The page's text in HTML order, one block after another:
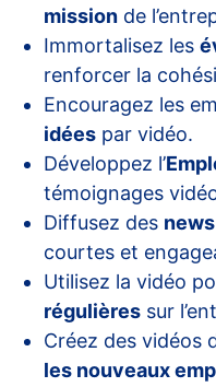
mission de
Immortalisez les
renforcer la
Encouragez les
idées par vidéo.
Développez l’
témoignages
Diffusez des
courtes et
Utilisez la vidéo
régulières sur
Créez des vidéos
les nouveaux